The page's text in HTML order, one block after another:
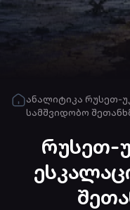
ანალიტიკა რუსეთ-
სამშვიდობო
რუსეთ-